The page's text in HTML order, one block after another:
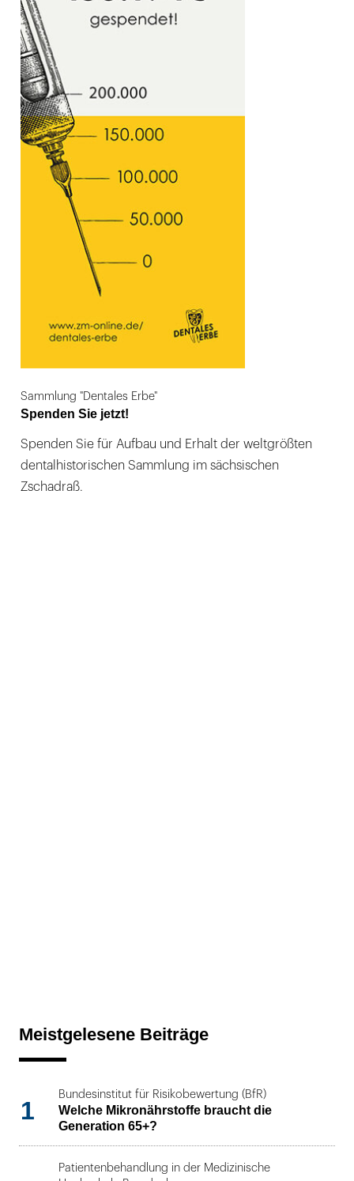
Sammlung "Dentales Erbe"
Spenden Sie jetzt!
Spenden Sie für Aufbau und Erhalt der weltgrößten
dentalhistorischen Sammlung im sächsischen
Zschadraß.
Meistgelesene Beiträge
1
Bundesinstitut für Risikobewertung (BfR)
Welche Mikronährstoffe braucht die
Generation 65+?
Patientenbehandlung in der Medizinische